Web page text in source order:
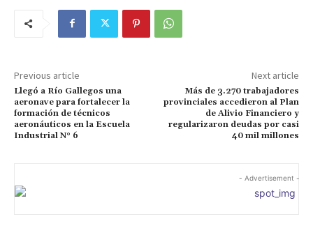
Previous article
Llegó a Río Gallegos una
aeronave para fortalecer la
formación de técnicos
aeronáuticos en la Escuela
Industrial N° 6
Next article
Más de 3.270 trabajadores
provinciales accedieron al Plan
de Alivio Financiero y
regularizaron deudas por casi
40 mil millones
- Advertisement -